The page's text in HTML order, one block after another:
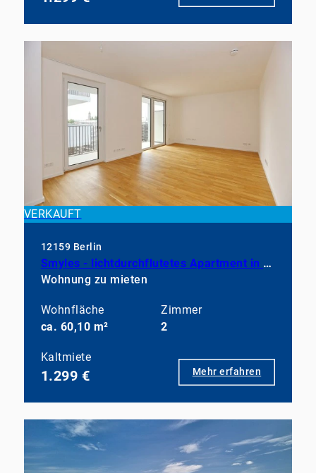
VERKAUFT
12159 Berlin
Smyles - lichtdurchflutetes Apartment in neuwertigem Zustand
Wohnung zu mieten
Wohnfläche
ca. 60,10 m²
Zimmer
2
Kaltmiete
1.299 € Mehr erfahren